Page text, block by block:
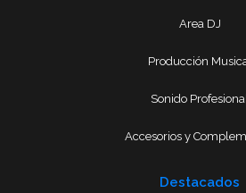
Area DJ
Producción
Sonido
Accesorios y
Destacados